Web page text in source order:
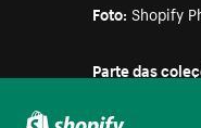
Foto: Shopify
Parte das